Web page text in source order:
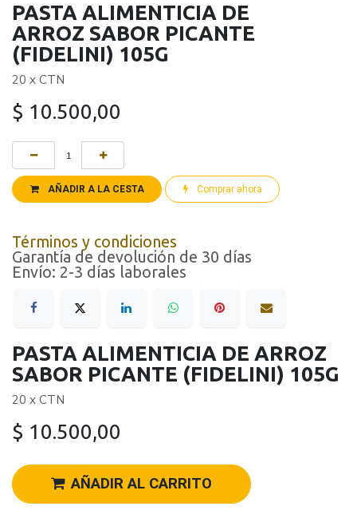
PASTA ALIMENTICIA DE
ARROZ SABOR PICANTE
(FIDELINI) 105G
20 x CTN
$ 10.500,00
AÑADIR A LA CESTA Comprar ahora
Términos y condiciones
Garantía de devolución de 30 días
Envío: 2-3 días laborales
PASTA ALIMENTICIA DE ARROZ
SABOR PICANTE (FIDELINI) 105G
20 x CTN
$ 10.500,00
AÑADIR AL CARRITO